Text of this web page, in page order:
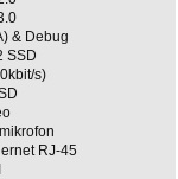
& Debug
SSD
s)
RJ-45